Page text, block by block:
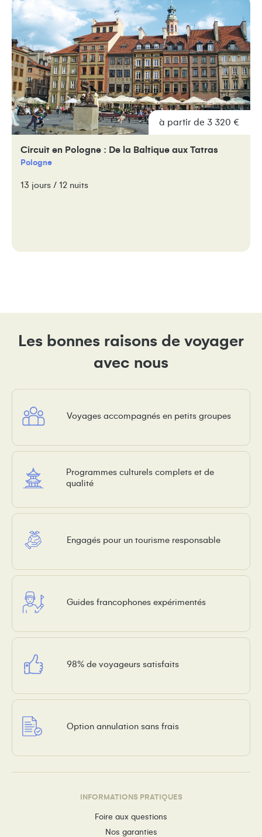
à partir de 3 320 €
Circuit en Pologne : De la Baltique aux Tatras
Pologne
13 jours / 12 nuits
Les bonnes raisons de voyager
avec nous
Voyages accompagnés en petits groupes
Programmes culturels complets et de
qualité
Engagés pour un tourisme responsable
Guides francophones expérimentés
98% de voyageurs satisfaits
Option annulation sans frais
INFORMATIONS PRATIQUES
Foire aux questions
Nos garanties